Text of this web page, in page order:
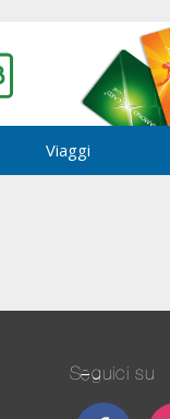
Viaggi
Seguici su